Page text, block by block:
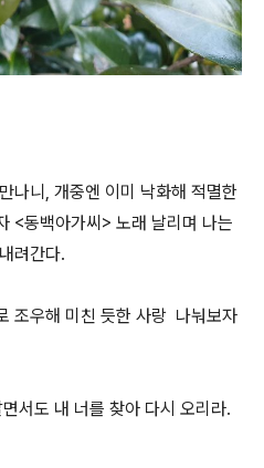
나니, 개중엔 이미 낙화해 적멸한
<동백아가씨> 노래 날리며 나는
려간다.
조우해 미친 듯한 사랑 나눠보자
서도 내 너를 찾아 다시 오리라.